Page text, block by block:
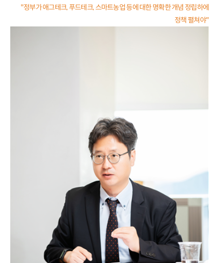
"정부가 애그테크, 푸드테크, 스마트농업 등에 대한 명확한 개념 정립하에
정책 펼쳐야"